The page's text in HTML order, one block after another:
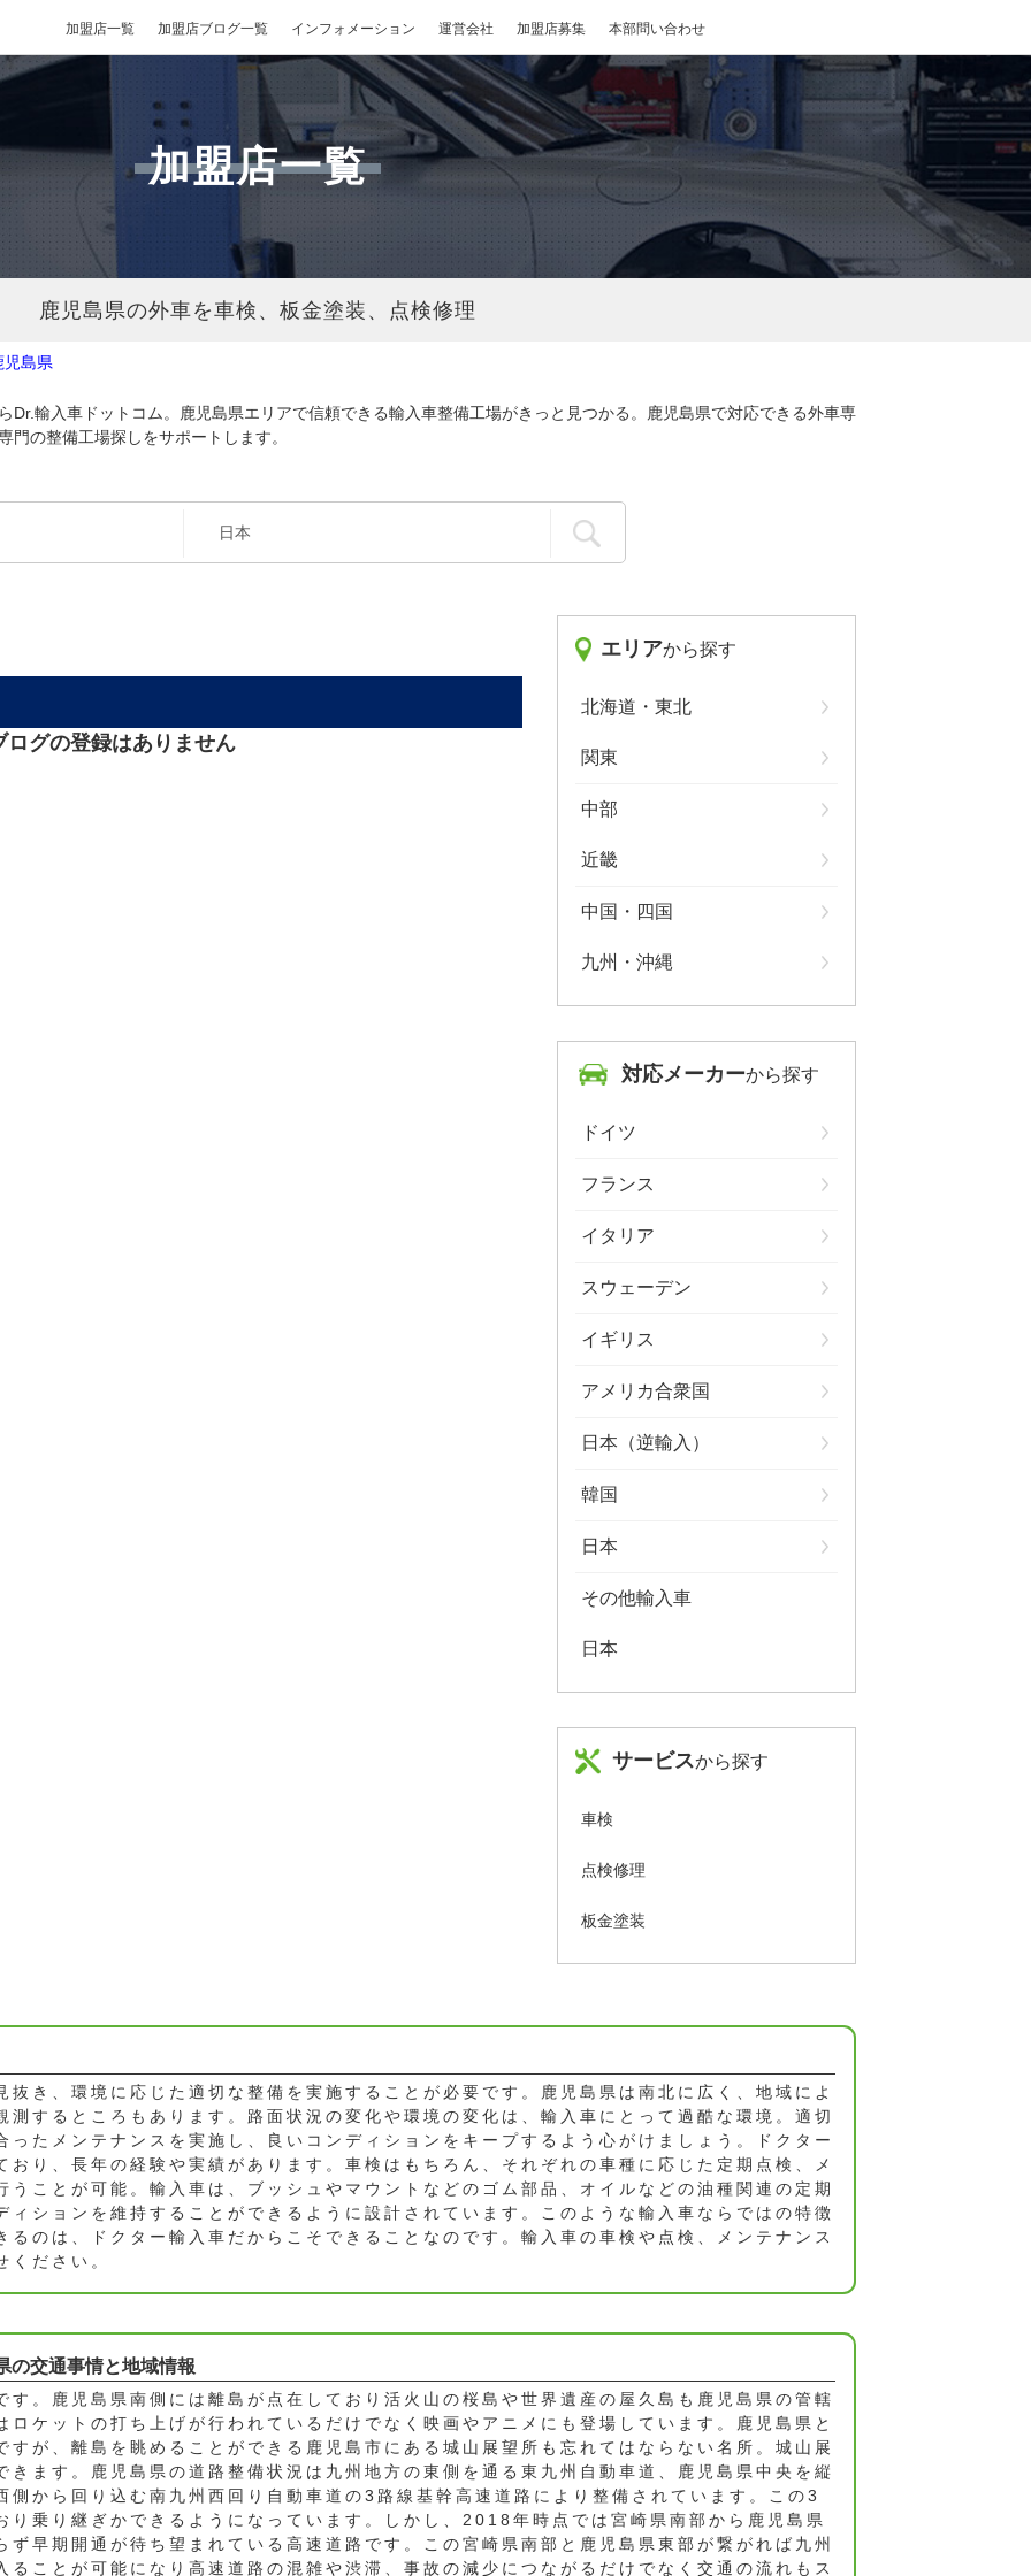
加盟店一覧 加盟店ブログ一覧 インフォメーション 運営会社 加盟店募集 本部問い合わせ
加盟店一覧
鹿児島県の外車を車検、板金塗装、点検修理
児島県
Dr.輸入車ドットコム。鹿児島県エリアで信頼できる輸入車整備工場がきっと見つかる。鹿児島県で対応できる外車専
門の整備工場探しをサポートします。
ログの登録はありません
エリアから探す
北海道・東北
関東
中部
近畿
中国・四国
九州・沖縄
対応メーカーから探す
ドイツ
フランス
イタリア
スウェーデン
イギリス
アメリカ合衆国
日本（逆輸入）
韓国
日本
その他輸入車
日本
サービスから探す
車検
点検修理
板金塗装
抜き、環境に応じた適切な整備を実施することが必要です。鹿児島県は南北に広く、地域によ
測するところもあります。路面状況の変化や環境の変化は、輸入車にとって過酷な環境。適切
ったメンテナンスを実施し、良いコンディションをキープするよう心がけましょう。ドクター
おり、長年の経験や実績があります。車検はもちろん、それぞれの車種に応じた定期点検、メ
うことが可能。輸入車は、ブッシュやマウントなどのゴム部品、オイルなどの油種関連の定期
ィションを維持することができるように設計されています。このような輸入車ならではの特徴
るのは、ドクター輸入車だからこそできることなのです。輸入車の車検や点検、メンテナンス
ください。
の交通事情と地域情報
す。鹿児島県南側には離島が点在しており活火山の桜島や世界遺産の屋久島も鹿児島県の管轄
ロケットの打ち上げが行われているだけでなく映画やアニメにも登場しています。鹿児島県と
すが、離島を眺めることができる鹿児島市にある城山展望所も忘れてはならない名所。城山展
きます。鹿児島県の道路整備状況は九州地方の東側を通る東九州自動車道、鹿児島県中央を縦
側から回り込む南九州西回り自動車道の3路線基幹高速道路により整備されています。この3
り乗り継ぎかできるようになっています。しかし、2018年時点では宮崎県南部から鹿児島県
早期開通が待ち望まれている高速道路です。この宮崎県南部と鹿児島県東部が繋がれば九州
ることが可能になり高速道路の混雑や渋滞、事故の減少につながるだけでなく交通の流れもス